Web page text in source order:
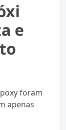
e
foram
apenas